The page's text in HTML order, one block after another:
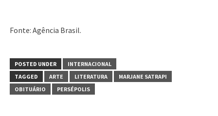
Fonte: Agência Brasil.
POSTED UNDER
INTERNACIONAL
TAGGED
ARTE LITERATURA
MARJANE SATRAPI
OBITUÁRIO
PERSÉPOLIS